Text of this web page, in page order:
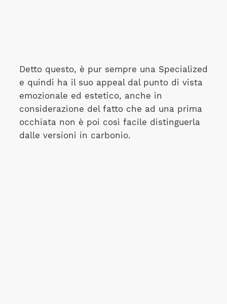
Detto questo, è pur sempre una Specialized
e quindi ha il suo appeal dal punto di vista
emozionale ed estetico, anche in
considerazione del fatto che ad una prima
occhiata non è poi così facile distinguerla
dalle versioni in carbonio.